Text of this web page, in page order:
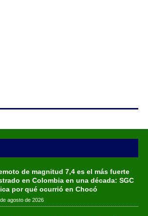
de magnitud 7,4 es el más fuerte
en Colombia en una década: SGC
por qué ocurrió en Chocó
agosto de 2026